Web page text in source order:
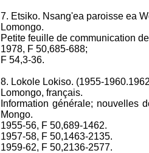
7. Etsiko. Nsang'ea paroisse ea
Lomongo.
Petite feuille de communication
1978, F 50,685-688;
F 54,3-36.
8. Lokole Lokiso. (1955-
Lomongo, français.
Information générale; nouvelles
Mongo.
1955-56, F 50,689-1462.
1957-58, F 50,1463-2135.
1959-62, F 50,2136-2577.